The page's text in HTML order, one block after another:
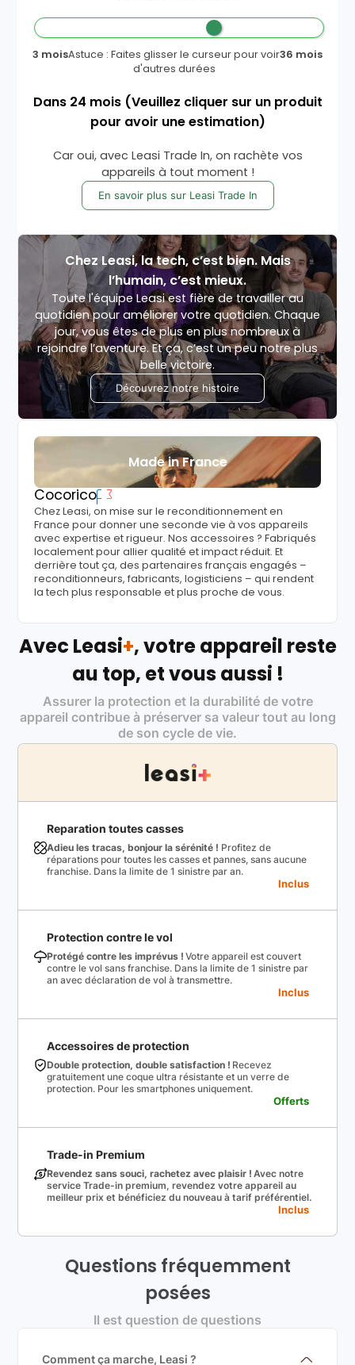
3 moisAstuce : Faites glisser le curseur pour voir
d'autres durées
36 mois
Dans 24 mois (Veuillez cliquer sur un produit
pour avoir une estimation)
Car oui, avec Leasi Trade In, on rachète vos
appareils à tout moment !
En savoir plus sur Leasi Trade In
Chez Leasi, la tech, c’est bien. Mais
l’humain, c’est mieux.
Toute l'équipe Leasi est fière de travailler au
quotidien pour améliorer votre quotidien. Chaque
jour, vous êtes de plus en plus nombreux à
rejoindre l’aventure. Et ça, c’est un peu notre plus
belle victoire.
Découvrez notre histoire
Made in France
Cocorico
Chez Leasi, on mise sur le reconditionnement en
France pour donner une seconde vie à vos appareils
avec expertise et rigueur. Nos accessoires ? Fabriqués
localement pour allier qualité et impact réduit. Et
derrière tout ça, des partenaires français engagés –
reconditionneurs, fabricants, logisticiens – qui rendent
la tech plus responsable et plus proche de vous.
Avec Leasi+, votre appareil reste
au top, et vous aussi !
Assurer la protection et la durabilité de votre
appareil contribue à préserver sa valeur tout au long
de son cycle de vie.
Reparation toutes casses
Adieu les tracas, bonjour la sérénité ! Profitez de
réparations pour toutes les casses et pannes, sans aucune
franchise. Dans la limite de 1 sinistre par an.
Inclus
Protection contre le vol
Protégé contre les imprévus ! Votre appareil est couvert
contre le vol sans franchise. Dans la limite de 1 sinistre par
an avec déclaration de vol à transmettre.
Inclus
Accessoires de protection
Double protection, double satisfaction ! Recevez
gratuitement une coque ultra résistante et un verre de
protection. Pour les smartphones uniquement.
Offerts
Trade-in Premium
Revendez sans souci, rachetez avec plaisir ! Avec notre
service Trade-in premium, revendez votre appareil au
meilleur prix et bénéficiez du nouveau à tarif préférentiel.
Inclus
Questions fréquemment
posées
Il est question de questions
Comment ça marche, Leasi ?